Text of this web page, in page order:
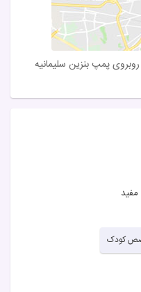
پمپ بنزین سلیمانیه
مفید
کودک